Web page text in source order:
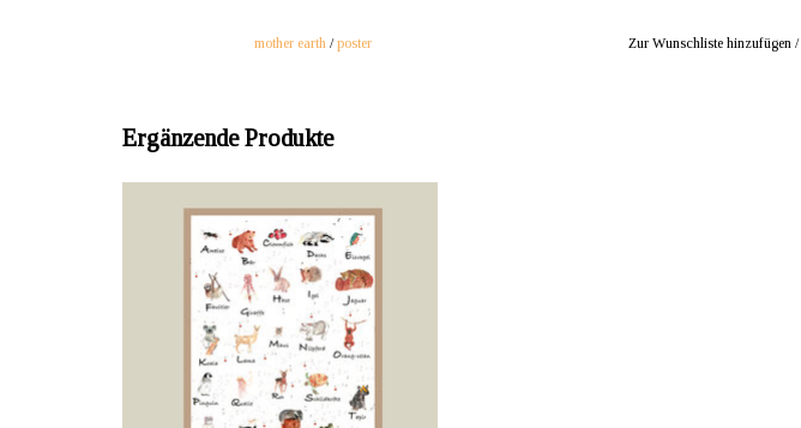
mother earth /poster Zur Wunschliste hinzufügen/
Ergänzende Produkte
Albis, Schweiz
Material: Naturpapier 200mg oder Posterpapier
Grösse A4, A3, A2